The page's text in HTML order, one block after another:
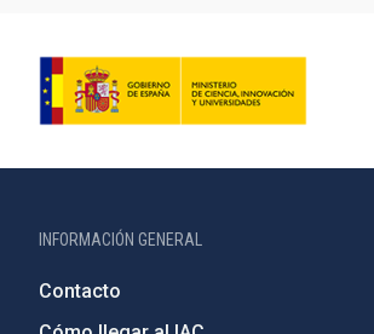
INFORMACIÓN GENERAL
Contacto